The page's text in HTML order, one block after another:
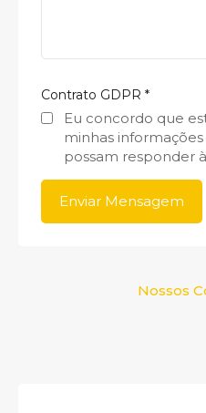
Contrato GDPR *
Eu concordo que
minhas
possam responder
Nossos